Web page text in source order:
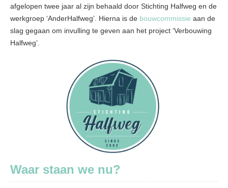
afgelopen twee jaar al zijn behaald door Stichting Halfweg en de
werkgroep ‘AnderHalfweg’. Hierna is de bouwcommissie aan de
slag gegaan om invulling te geven aan het project ‘Verbouwing
Halfweg’.
Waar staan we nu?